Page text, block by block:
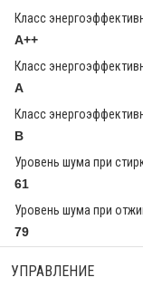
Класс
A++
Класс
A
Класс
B
Уровень шума при
61
Уровень шума при
79
УПРАВЛЕНИЕ